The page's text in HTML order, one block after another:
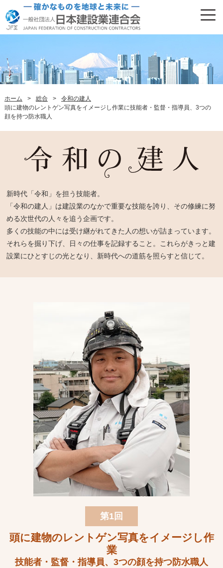
ホーム > 総合 >
令和の建人
頭に建物のレントゲン写真をイメージし作業に技能者・監督・指導員、3つの
顔を持つ防水職人
新時代「令和」を担う技能者。
「令和の建人」は建設業のなかで重要な技能を誇り、その修練に努
める次世代の人々を追う企画です。
多くの技能の中には受け継がれてきた人の想いが詰まっています。
それらを掘り下げ、日々の仕事を記録すること。これらがきっと建
設業にひとすじの光となり、新時代への道筋を照らすと信じて。
第1回
頭に建物のレントゲン写真をイメージし作
業
技能者・監督・指導員、3つの顔を持つ防水職人